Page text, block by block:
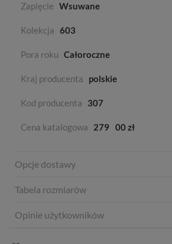
Zapięcie Wsuwane
Kolekcja 603
Pora roku Całoroczne
Kraj producenta polskie
Kod producenta 307
Cena katalogowa 279 00 zł
Opcje dostawy
Tabela rozmiarów
Opinie użytkowników